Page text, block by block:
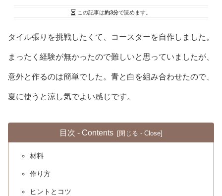
この記事は約3分で読めます。
タイル張りを挑戦したくて、コースターを自作しました。
まったく経験が無かったので難しいと思っていましたが、
意外と作るのは簡単でした。青と白を組み合わせたので、
夏に使うと涼し気でよい感じです。
目次 - Contents
材料
作り方
ヒントとコツ